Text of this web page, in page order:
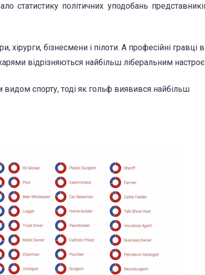
статистику політичних уподобань
бізнесмени і пілоти. А професійні гравці
відрізняються найбільш ліберальним
спорту, тоді як гольф виявився найбільш